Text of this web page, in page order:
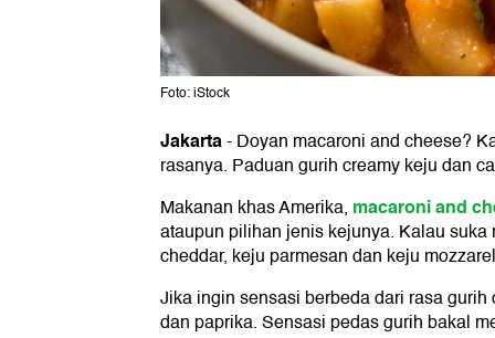
Foto: iStock
Jakarta-Doyan macaroni and cheese?
rasanya. Paduan gurih creamy keju dan
Makanan khas Amerika, macaroni and
ataupun pilihan jenis kejunya. Kalau
cheddar, keju parmesan dan keju
Jika ingin sensasi berbeda dari rasa
dan paprika. Sensasi pedas gurih bakal